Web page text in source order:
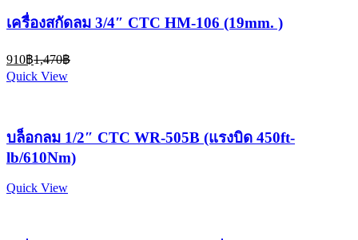
เครื่องสกัดลม 3/4″ CTC HM-106 (19mm. )
910฿Current
price
is:
1,470฿
Quick View
บล็อกลม 1/2″ CTC WR-505B (แรงบิด 450ft-
lb/610Nm)
Quick View